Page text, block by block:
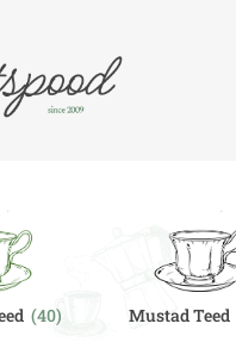
(40) Mustad Teed